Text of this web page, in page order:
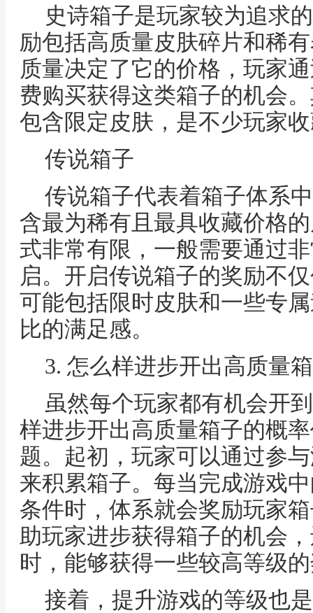
史诗箱子是玩家较为追求
励包括高质量皮肤碎片和稀
质量决定了它的价格，玩家
费购买获得这类箱子的机会
包含限定皮肤，是不少玩家
传说箱子
传说箱子代表着箱子体系
含最为稀有且最具收藏价格
式非常有限，一般需要通过
启。开启传说箱子的奖励不
可能包括限时皮肤和一些专
比的满足感。
3. 怎么样进步开出高质量
虽然每个玩家都有机会开
样进步开出高质量箱子的概
题。起初，玩家可以通过参
来积累箱子。每当完成游戏
条件时，体系就会奖励玩家
助玩家进步获得箱子的机会
时，能够获得一些较高等级
接着，提升游戏的等级也